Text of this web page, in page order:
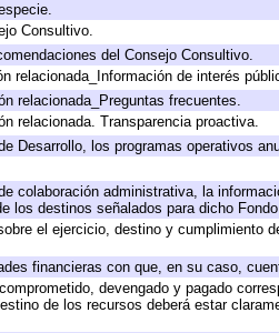
Consultivo.
del Consejo Consultivo.
relacionada_Información de interés
relacionada_Preguntas frecuentes.
relacionada. Transparencia proactiva.
Desarrollo, los programas operativos
colaboración administrativa, la
los destinos señalados para dicho
el ejercicio, destino y cumplimiento
financieras con que, en su caso,
devengado y pagado
de los recursos deberá estar